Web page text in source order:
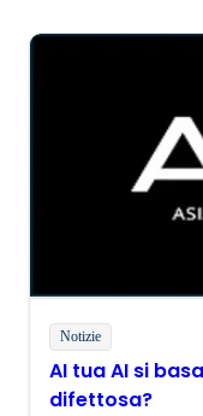
Notizie
AI tua AI si
difettosa?